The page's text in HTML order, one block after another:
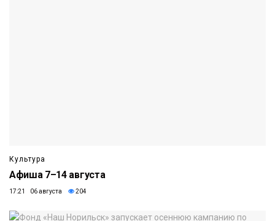
Культура
Афиша 7–14 августа
17:21 06 августа 204